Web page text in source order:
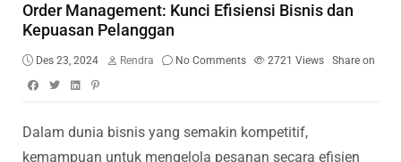
Order Management: Kunci Efisiensi Bisnis dan
Kepuasan Pelanggan
Des 23, 2024 Rendra No Comments 2721 Views Share on
Dalam dunia bisnis yang semakin kompetitif,
kemampuan untuk mengelola pesanan secara efisien